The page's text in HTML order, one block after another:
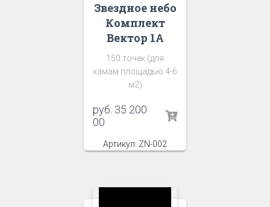
Звездное небо
Комплект
Вектор 1А
150 точек (для
хамам площадью 4-6
м2)
руб. 35 200
00
Артикул: ZN-002